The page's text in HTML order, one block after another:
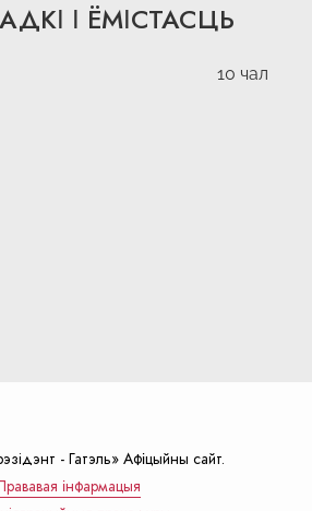
І ЁМІСТАСЦЬ
10 чал
- Гатэль» Афіцыйны сайт.
інфармацыя